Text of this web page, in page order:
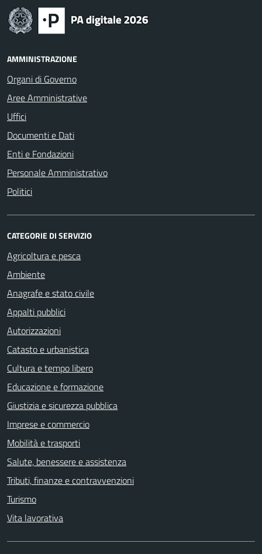
AMMINISTRAZIONE
Organi di Governo
Aree Amministrative
Uffici
Documenti e Dati
Enti e Fondazioni
Personale Amministrativo
Politici
CATEGORIE DI SERVIZIO
Agricoltura e pesca
Ambiente
Anagrafe e stato civile
Appalti pubblici
Autorizzazioni
Catasto e urbanistica
Cultura e tempo libero
Educazione e formazione
Giustizia e sicurezza pubblica
Imprese e commercio
Mobilità e trasporti
Salute, benessere e assistenza
Tributi, finanze e contravvenzioni
Turismo
Vita lavorativa